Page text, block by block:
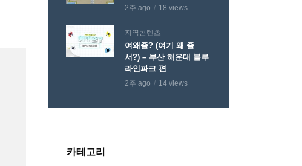
2주 ago 18 views
지역콘텐츠
여왜줄? (여기 왜 줄
서?) – 부산 해운대 블루
라인파크 편
2주 ago 14 views
카테고리